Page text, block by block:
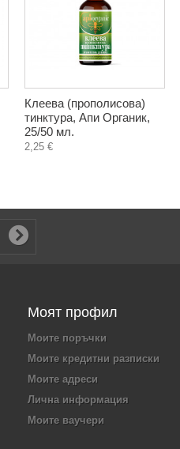
Клеева (прополисова)
тинктура, Апи Органик,
25/50 мл.
2,25 €
Моят профил
Моите поръчки
Моите кредитни разписки
Моите адреси
Лична информация
Моите ваучери